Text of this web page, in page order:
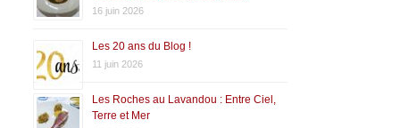
16 juin 2026
Les 20 ans du Blog !
11 juin 2026
Les Roches au Lavandou : Entre Ciel,
Terre et Mer